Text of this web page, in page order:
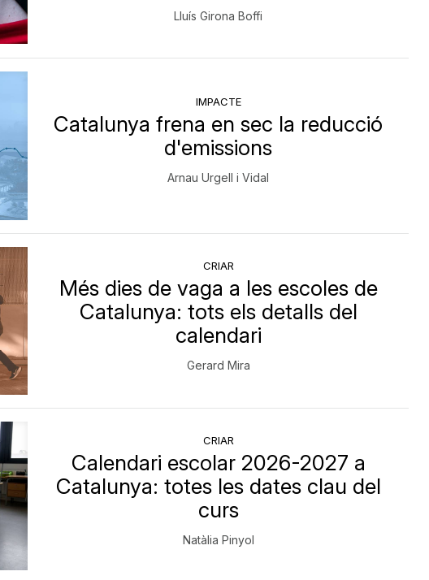
Lluís Girona Boffi
IMPACTE
Catalunya frena en sec la reducció
d'emissions
Arnau Urgell i Vidal
CRIAR
Més dies de vaga a les escoles de
Catalunya: tots els detalls del
calendari
Gerard Mira
CRIAR
Calendari escolar 2026-2027 a
Catalunya: totes les dates clau del
curs
Natàlia Pinyol